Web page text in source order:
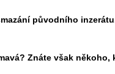
původního
Znáte však